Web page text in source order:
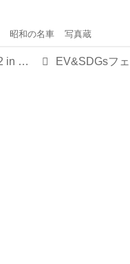
昭和の名車 写真蔵
【EV&SDGsフェア2022 in Osakaレポート】国産＆輸入車12ブランドの最新BEVとPHEVが集結